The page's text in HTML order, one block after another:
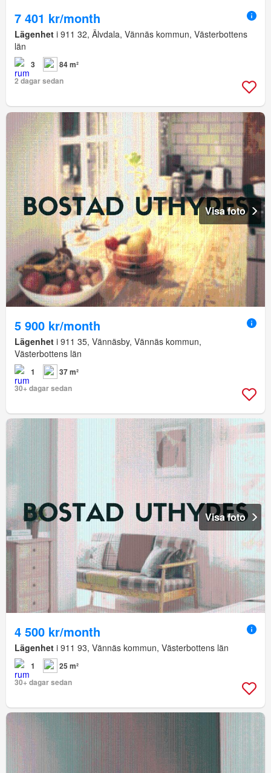
7 401 kr/month
Lägenhet i 911 32, Älvdala, Vännäs kommun, Västerbottens
län
3
84 m²
2 dagar sedan
Visa foto
5 900 kr/month
Lägenhet i 911 35, Vännäsby, Vännäs kommun,
Västerbottens län
1
37 m²
30+ dagar sedan
Visa foto
4 500 kr/month
Lägenhet i 911 93, Vännäs kommun, Västerbottens län
1
25 m²
30+ dagar sedan